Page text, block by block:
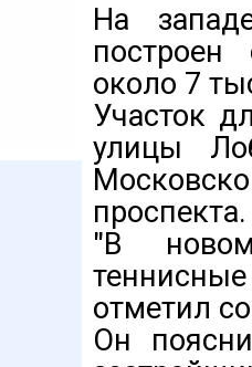
На
около 7
Участок
улицы
проспекта.
"В новом
отметил
Он